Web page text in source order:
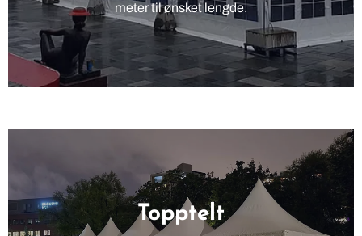
meter til ønsket lengde.
Topptelt